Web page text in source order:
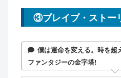
③ブレイブ・ストー
僕は運命を変える。時を超
ファンタジーの金字塔!